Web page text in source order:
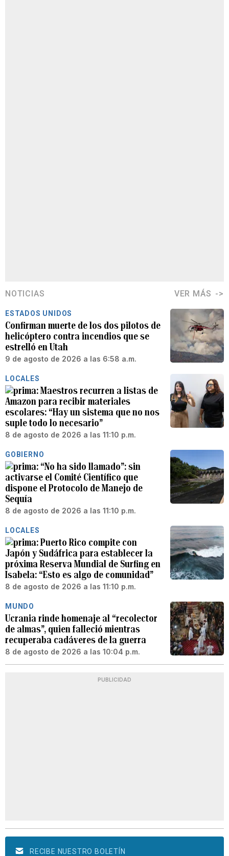
NOTICIAS VER MÁS
ESTADOS UNIDOS
Confirman muerte de los dos pilotos de
helicóptero contra incendios que se
estrelló en Utah
9 de agosto de 2026 a las 6:58 a.m.
LOCALES
Maestros recurren a listas de
Amazon para recibir materiales
escolares: “Hay un sistema que no nos
suple todo lo necesario”
8 de agosto de 2026 a las 11:10 p.m.
GOBIERNO
“No ha sido llamado”: sin
activarse el Comité Científico que
dispone el Protocolo de Manejo de
Sequía
8 de agosto de 2026 a las 11:10 p.m.
LOCALES
Puerto Rico compite con
Japón y Sudáfrica para establecer la
próxima Reserva Mundial de Surfing en
Isabela: “Esto es algo de comunidad”
8 de agosto de 2026 a las 11:10 p.m.
MUNDO
Ucrania rinde homenaje al “recolector
de almas”, quien falleció mientras
recuperaba cadáveres de la guerra
8 de agosto de 2026 a las 10:04 p.m.
PUBLICIDAD
RECIBE NUESTRO BOLETÍN